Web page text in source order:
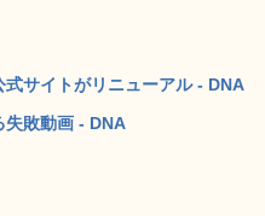
サイトがリニューアル - DNA
失敗動画 - DNA